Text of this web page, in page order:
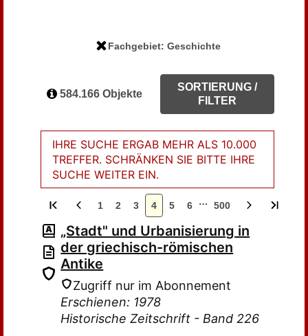
Fachgebiet: Geschichte
584.166 Objekte
SORTIERUNG /
FILTER
IHRE SUCHE ERGAB MEHR ALS 10.000
TREFFER. SCHRÄNKEN SIE BITTE IHRE
SUCHE WEITER EIN.
1 2 3 4 5 6 … 500
„Stadt" und Urbanisierung in
der griechisch-römischen
Antike
Zugriff nur im Abonnement
Erschienen: 1978
Historische Zeitschrift - Band 226